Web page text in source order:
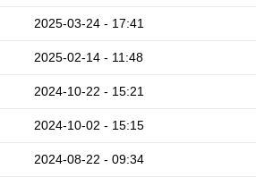
2025-03-24 - 17:41
2025-02-14 - 11:48
2024-10-22 - 15:21
2024-10-02 - 15:15
2024-08-22 - 09:34